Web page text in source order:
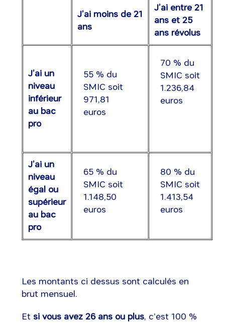
J’ai moins de 21
ans
J’ai entre 21
ans et 25
ans révolus
J’ai un
niveau
inférieur
au bac
pro
55 % du
SMIC soit
971,81
euros
70 % du
SMIC soit
1.236,84
euros
J’ai un
niveau
égal ou
supérieur
au bac
pro
65 % du
SMIC soit
1.148,50
euros
80 % du
SMIC soit
1.413,54
euros
Les montants ci dessus sont calculés en
brut mensuel.
Et si vous avez 26 ans ou plus, c'est 100 %